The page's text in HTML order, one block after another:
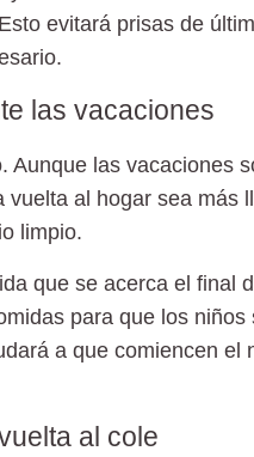
evitará prisas de
las vacaciones
Aunque las vacaciones
al hogar sea más
limpio.
que se acerca el final
para que los
a que comiencen el
al cole